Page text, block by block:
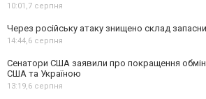
10:01,7 серпня
Через російську атаку знищено склад
14:44,6 серпня
Сенатори США заявили про покращення
США та Україною
13:19,6 серпня